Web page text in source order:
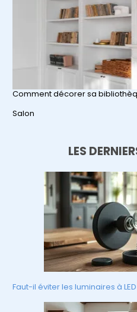
Comment décorer sa
Par rapport à
Salon
LES
Faut-il éviter les luminaires à